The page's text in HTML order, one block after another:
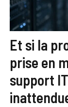
Et si la
prise en
support